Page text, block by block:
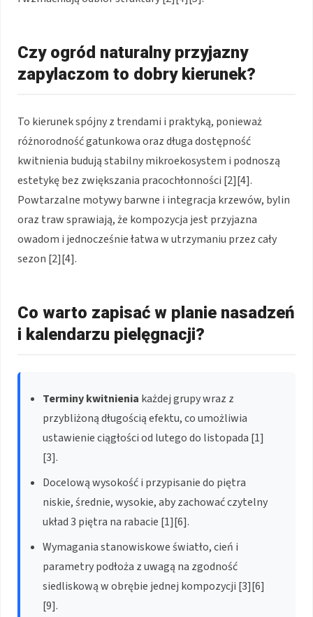
Czy ogród naturalny przyjazny
zapylaczom to dobry kierunek?
To kierunek spójny z trendami i praktyką, ponieważ
różnorodność gatunkowa oraz długa dostępność
kwitnienia budują stabilny mikroekosystem i podnoszą
estetykę bez zwiększania pracochłonności [2][4].
Powtarzalne motywy barwne i integracja krzewów, bylin
oraz traw sprawiają, że kompozycja jest przyjazna
owadom i jednocześnie łatwa w utrzymaniu przez cały
sezon [2][4].
Co warto zapisać w planie nasadzeń
i kalendarzu pielęgnacji?
Terminy kwitnienia każdej grupy wraz z
przybliżoną długością efektu, co umożliwia
ustawienie ciągłości od lutego do listopada [1]
[3].
Docelową wysokość i przypisanie do piętra
niskie, średnie, wysokie, aby zachować czytelny
układ 3 piętra na rabacie [1][6].
Wymagania stanowiskowe światło, cień i
parametry podłoża z uwagą na zgodność
siedliskową w obrębie jednej kompozycji [3][6]
[9].